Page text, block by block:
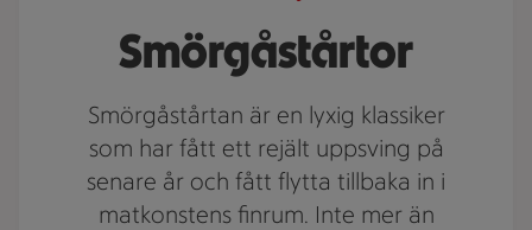
Smörgåstårtor
Smörgåstårtan är en lyxig klassiker
som har fått ett rejält uppsving på
senare år och fått flytta tillbaka in i
matkonstens finrum. Inte mer än